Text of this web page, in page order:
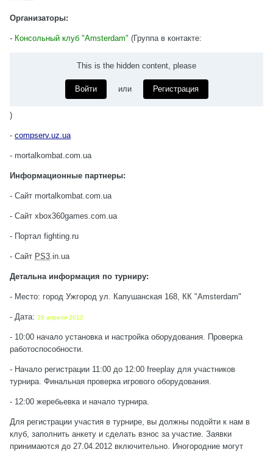
Организаторы:
- Консольный клуб "Amsterdam" (Группа в контакте:
This is the hidden content, please
Войти или Регистрация
)
- compserv.uz.ua
- mortalkombat.com.ua
Информационные партнеры:
- Сайт mortalkombat.com.ua
- Сайт xbox360games.com.ua
- Портал fighting.ru
- Сайт PS3.in.ua
Детальна информация по турниру:
- Место: город Ужгород ул. Капушанская 168, КК "Amsterdam"
- Дата: 29 апреля 2012
- 10:00 начало установка и настройка оборудования. Проверка
работоспособности.
- Начало регистрации 11:00 до 12:00 freeplay для участников
турнира. Финальная проверка игрового оборудования.
- 12:00 жеребьевка и начало турнира.
Для регистрации участия в турнире, вы должны подойти к нам в
клуб, заполнить анкету и сделать взнос за участие. Заявки
принимаются до 27.04.2012 включительно. Иногородние могут